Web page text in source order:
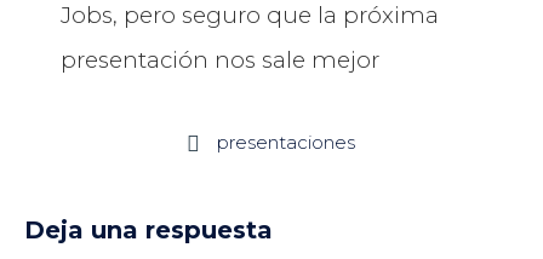
Jobs, pero seguro que la próxima
presentación nos sale mejor
 presentaciones
Deja una respuesta